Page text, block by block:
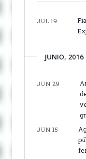
JUL 19
JUNIO, 2016
JUN 29
JUN 15